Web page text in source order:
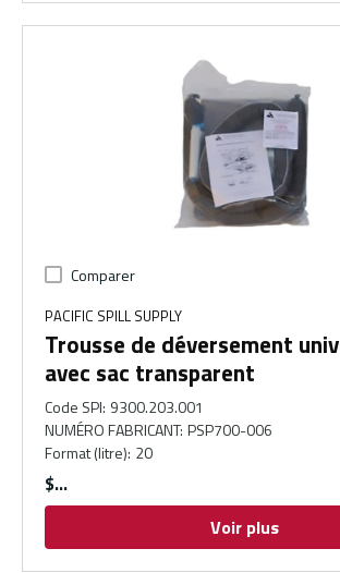
Comparer
PACIFIC SPILL SUPPLY
Trousse de déversement
avec sac transparent
Code SPI: 9300.203.001
NUMÉRO FABRICANT: PSP700-006
Format (litre): 20
$
Voir plus